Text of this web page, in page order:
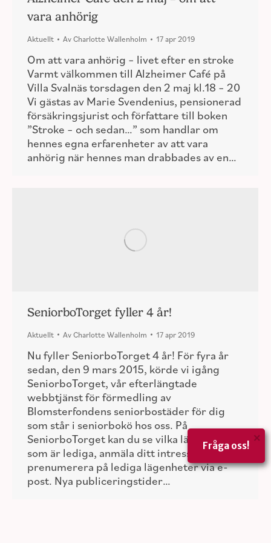
vara anhörig
Aktuellt AvCharlotte Wallenholm 17 apr 2019
Om att vara anhörig – livet efter en stroke
Varmt välkommen till Alzheimer Café på
Villa Svalnäs torsdagen den 2 maj kl.18 – 20
Vi gästas av Marie Svendenius, pensionerad
försäkringsjurist och författare till boken
”Stroke – och sedan…” som handlar om
hennes egna erfarenheter av att vara
anhörig när hennes man drabbades av en…
SeniorboTorget fyller 4 år!
Aktuellt AvCharlotte Wallenholm 17 apr 2019
Nu fyller SeniorboTorget 4 år! För fyra år
sedan, den 9 mars 2015, körde vi igång
SeniorboTorget, vår efterlängtade
webbtjänst för förmedling av
Blomsterfondens seniorbostäder för dig
som står i seniorbokö hos oss. På
SeniorboTorget kan du se vilka lägenheter
som är lediga, anmäla ditt intresse och
prenumerera på lediga lägenheter via e-
post. Nya publiceringstider…
Fråga oss!
×